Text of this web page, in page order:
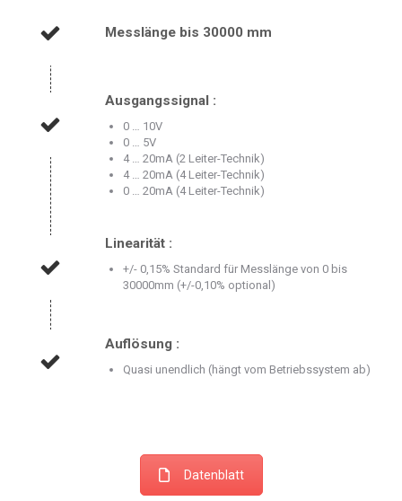
Messlänge bis 30000 mm
Ausgangssignal :
0 … 10V
0 … 5V
4 … 20mA (2 Leiter-Technik)
4 … 20mA (4 Leiter-Technik)
0 … 20mA (4 Leiter-Technik)
Linearität :
+/- 0,15% Standard für Messlänge von 0 bis
30000mm (+/-0,10% optional)
Auflösung :
Quasi unendlich (hängt vom Betriebssystem ab)
Datenblatt